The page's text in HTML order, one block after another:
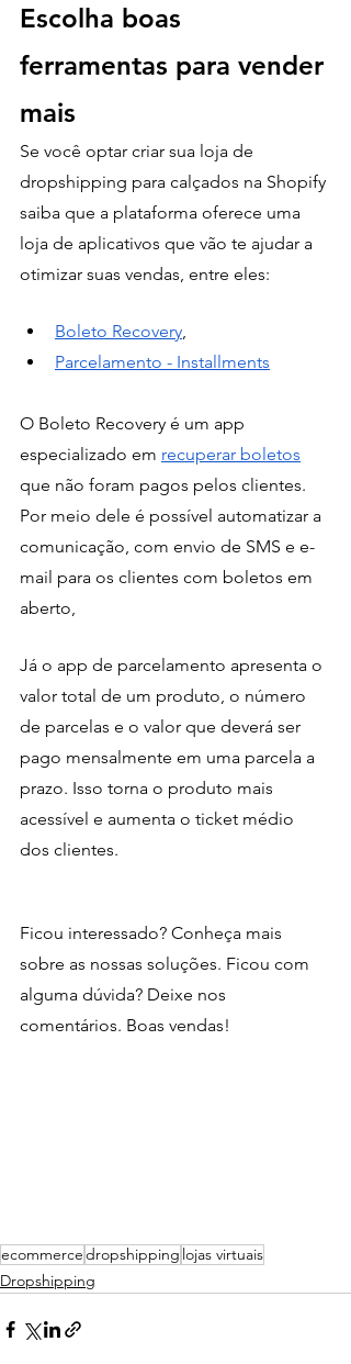
Escolha boas
ferramentas para vender
mais
Se você optar criar sua loja de
dropshipping para calçados na Shopify
saiba que a plataforma oferece uma
loja de aplicativos que vão te ajudar a
otimizar suas vendas, entre eles:
Boleto Recovery
Parcelamento - Installments
O Boleto Recovery é um app
especializado em recuperar boletos
que não foram pagos pelos clientes.
Por meio dele é possível automatizar a
comunicação, com envio de SMS e e-
mail para os clientes com boletos em
aberto,
Já o app de parcelamento apresenta o
valor total de um produto, o número
de parcelas e o valor que deverá ser
pago mensalmente em uma parcela a
prazo. Isso torna o produto mais
acessível e aumenta o ticket médio
dos clientes.
Ficou interessado? Conheça mais
sobre as nossas soluções. Ficou com
alguma dúvida? Deixe nos
comentários. Boas vendas!
ecommercedropshipping lojas virtuais
Dropshipping